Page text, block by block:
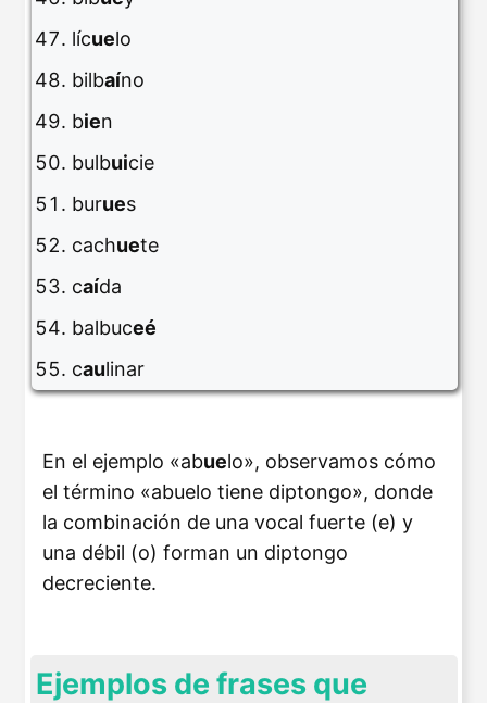
lícuelo
bilbaíno
bien
bulbuicie
burues
cachuete
caída
balbuceé
caulinar
En el ejemplo «abuelo», observamos cómo
el término «abuelo tiene diptongo», donde
la combinación de una vocal fuerte (e) y
una débil (o) forman un diptongo
decreciente.
Ejemplos de frases que